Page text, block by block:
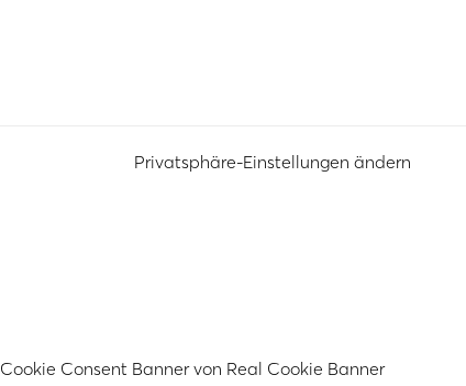
Privatsphäre-Einstellungen ändern
Cookie Consent Banner von Real Cookie Banner